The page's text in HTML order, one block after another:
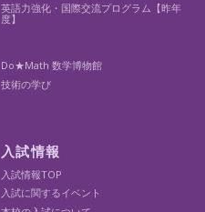
英語力強化・国際交流プログラム【昨年
度】
Do★Math 数学博物館
技術の学び
入試情報
入試情報TOP
入試に関するイベント